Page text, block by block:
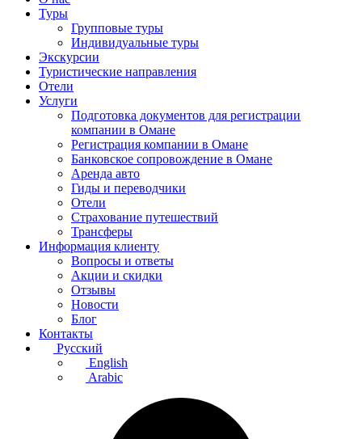
Туры
Групповые туры
Индивидуальные туры
Экскурсии
Туристические направления
Отели
Услуги
Подготовка документов для регистрации
компании в Омане
Регистрация компании в Омане
Банковское сопровождение в Омане
Аренда авто
Гиды и переводчики
Отели
Страхование путешествий
Трансферы
Информация клиенту
Вопросы и ответы
Акции и скидки
Отзывы
Новости
Блог
Контакты
Русский
English
Arabic